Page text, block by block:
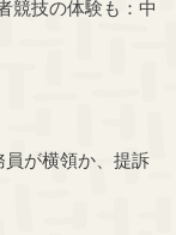
競技の体験も：中
員が横領か、提訴